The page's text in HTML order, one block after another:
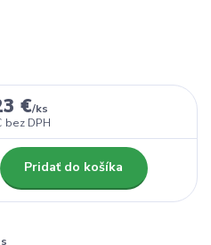
€/ks
bez DPH
Pridať do košíka